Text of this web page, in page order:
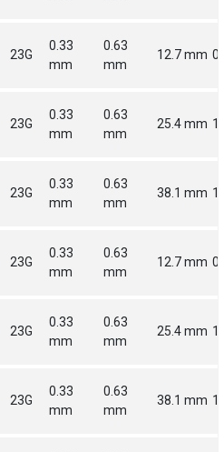
23G
0.33
mm
0.63
mm
12.7 mm
23G
0.33
mm
0.63
mm
25.4 mm 1
23G
0.33
mm
0.63
mm
38.1 mm
23G
0.33
mm
0.63
mm
12.7 mm
23G
0.33
mm
0.63
mm
25.4 mm 1
23G
0.33
mm
0.63
mm
38.1 mm